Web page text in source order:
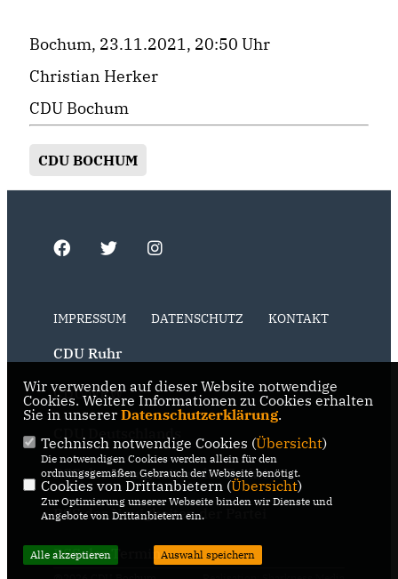
Bochum, 23.11.2021, 20:50 Uhr
Christian Herker
CDU Bochum
CDU BOCHUM
IMPRESSUM DATENSCHUTZ KONTAKT
CDU Ruhr
CDU NRW
RSS der Neuigkeiten der Fraktion
RSS der Neuigkeiten der Partei
RSS der Termine
Wir verwenden auf dieser Website notwendige
Cookies. Weitere Informationen zu Cookies erhalten
Sie in unserer Datenschutzerklärung.
Technisch notwendige Cookies (Übersicht)
Die notwendigen Cookies werden allein für den
ordnungsgemäßen Gebrauch der Webseite benötigt.
Cookies von Drittanbietern (Übersicht)
Zur Optimierung unserer Webseite binden wir Dienste und
Angebote von Drittanbietern ein.
Alle akzeptieren Auswahl speichern